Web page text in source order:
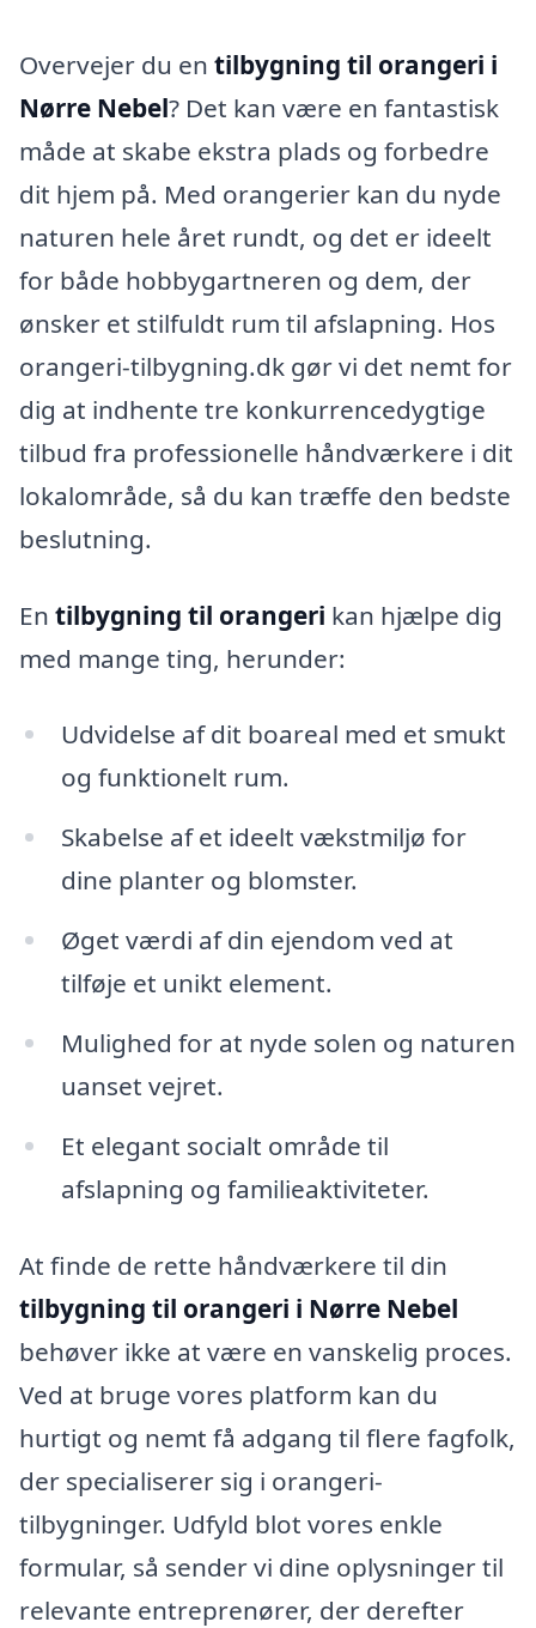
Overvejer du en tilbygning til orangeri i
Nørre Nebel? Det kan være en fantastisk
måde at skabe ekstra plads og forbedre
dit hjem på. Med orangerier kan du nyde
naturen hele året rundt, og det er ideelt
for både hobbygartneren og dem, der
ønsker et stilfuldt rum til afslapning. Hos
orangeri-tilbygning.dk gør vi det nemt for
dig at indhente tre konkurrencedygtige
tilbud fra professionelle håndværkere i dit
lokalområde, så du kan træffe den bedste
beslutning.
En tilbygning til orangeri kan hjælpe dig
med mange ting, herunder:
Udvidelse af dit boareal med et smukt
og funktionelt rum.
Skabelse af et ideelt vækstmiljø for
dine planter og blomster.
Øget værdi af din ejendom ved at
tilføje et unikt element.
Mulighed for at nyde solen og naturen
uanset vejret.
Et elegant socialt område til
afslapning og familieaktiviteter.
At finde de rette håndværkere til din
tilbygning til orangeri i Nørre Nebel
behøver ikke at være en vanskelig proces.
Ved at bruge vores platform kan du
hurtigt og nemt få adgang til flere fagfolk,
der specialiserer sig i orangeri-
tilbygninger. Udfyld blot vores enkle
formular, så sender vi dine oplysninger til
relevante entreprenører, der derefter